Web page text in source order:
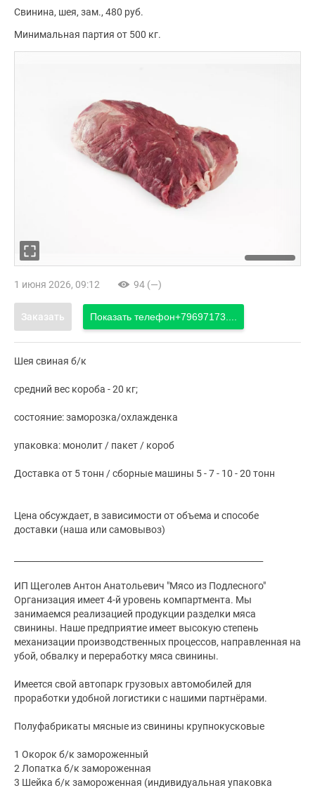
Свинина шея зам. 480 руб.
Минимальная партия от 500 кг.
1 июня 2026, 09:12 94 (—)
Заказать Показать телефон+79697173....
Шея свиная б/к
средний вес короба - 20 кг;
состояние: заморозка/охлажденка
упаковка: монолит / пакет / короб
Доставка от 5 тонн / сборные машины 5 - 7 - 10 - 20 тонн
Цена обсуждает, в зависимости от объема и способе
доставки (наша или самовывоз)
ИП Щеголев Антон Анатольевич "Мясо из Подлесного"
Организация имеет 4-й уровень компартмента. Мы
занимаемся реализацией продукции разделки мяса
свинины. Наше предприятие имеет высокую степень
механизации производственных процессов, направленная на
убой, обвалку и переработку мяса свинины.
Имеется свой автопарк грузовых автомобилей для
проработки удобной логистики с нашими партнёрами.
Полуфабрикаты мясные из свинины крупнокусковые
1 Окорок б/к замороженный
2 Лопатка б/к замороженная
3 Шейка б/к замороженная (индивидуальная упаковка